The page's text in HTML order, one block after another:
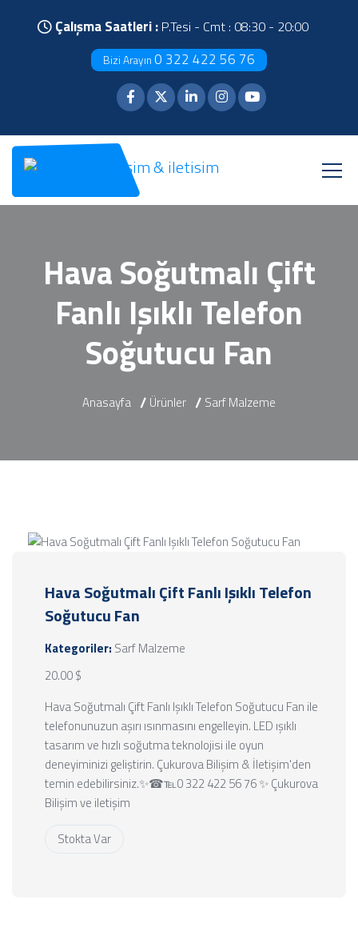
Çalışma Saatleri : P.Tesi - Cmt : 08:30 - 20:00
Bizi Arayın 0 322 422 56 76
Hava Soğutmalı Çift
Fanlı Işıklı Telefon
Soğutucu Fan
Anasayfa Ürünler Sarf Malzeme
Hava Soğutmalı Çift Fanlı Işıklı Telefon
Soğutucu Fan
Kategoriler: Sarf Malzeme
20.00 $
Hava Soğutmalı Çift Fanlı Işıklı Telefon Soğutucu Fan ile
telefonunuzun aşırı ısınmasını engelleyin. LED ışıklı
tasarım ve hızlı soğutma teknolojisi ile oyun
deneyiminizi geliştirin. Çukurova Bilişim & İletişim'den
temin edebilirsiniz.✨☎℡0 322 422 56 76 ✨ Çukurova
Bilişim ve iletişim
Stokta Var